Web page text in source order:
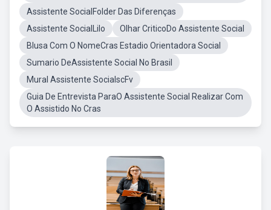
Assistente SocialFolder Das Diferenças
Assistente SocialLilo
Olhar CriticoDo Assistente Social
Blusa Com O NomeCras Estadio Orientadora Social
Sumario DeAssistente Social No Brasil
Mural Assistente SocialscFv
Guia De Entrevista ParaO Assistente Social Realizar Com
O Assistido No Cras